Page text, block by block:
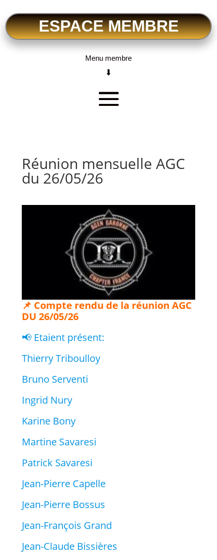
ESPACE MEMBRE
Menu membre
⬇
Réunion mensuelle AGC
du 26/05/26
📌 Compte rendu de la réunion AGC
DU 26/05/26
📢 Etaient présent:
Thierry Triboulloy
Bruno Serventi
Ingrid Nury
Karine Bony
Martine Savaresi
Patrick Savaresi
Jean-Pierre Capelle
Jean-Pierre Bossus
Jean-François Grand
Jean-Claude Bissières